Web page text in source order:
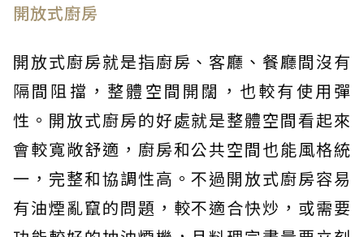
開放式廚房
開放式廚房就是指廚房、客廳、餐廳間沒有
隔間阻擋，整體空間開闊，也較有使用彈
性。開放式廚房的好處就是整體空間看起來
會較寬敞舒適，廚房和公共空間也能風格統
一，完整和協調性高。不過開放式廚房容易
有油煙亂竄的問題，較不適合快炒，或需要